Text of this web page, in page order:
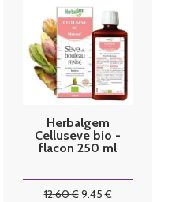
Herbalgem
Celluseve bio -
flacon 250 ml
12.60€9.45€